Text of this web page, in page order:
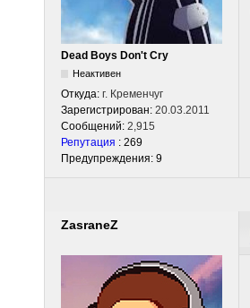
Dead Boys Don't Cry
Неактивен
Откуда: г. Кременчуг
Зарегистрирован: 20.03.2011
Сообщений: 2,915
Репутация : 269
Предупреждения: 9
ZasraneZ